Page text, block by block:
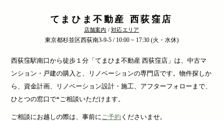
てまひま不動産 西荻窪店
店舗案内 /対応エリア
東京都杉並区西荻南3-9-5 / 10:00 ~ 17:30 (火・水休)
西荻窪駅南口から徒歩１分「てまひま不動産 西荻窪店」は、中古マ
ンション・戸建の購入と、リノベーションの専門店です。物件探しか
ら、資金計画、リノベーション設計・施工、アフターフォローまで、
ひとつの窓口で*ご相談いただけます。
ご相談にお越しの際は、事前に ご予約 くださいませ。